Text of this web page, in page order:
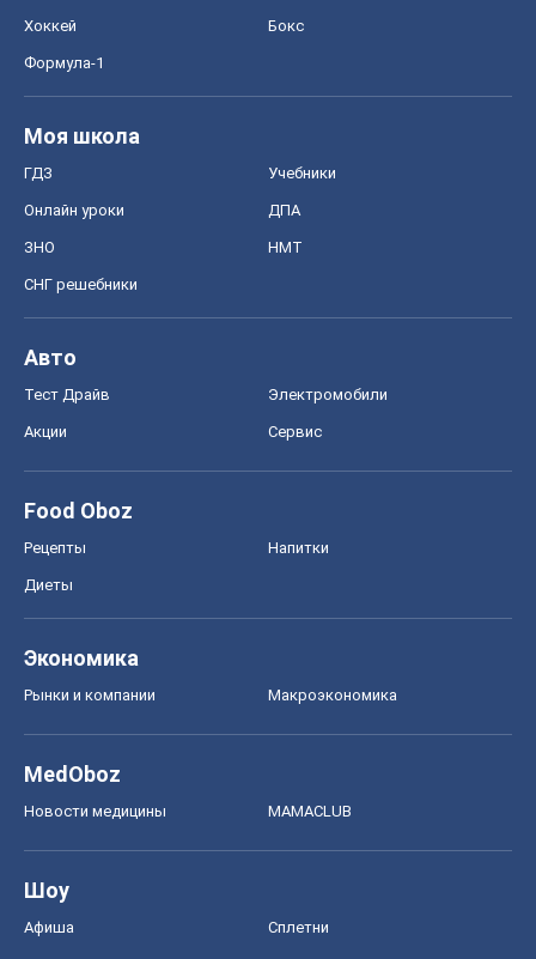
Хоккей Бокс
Формула-1
Моя школа
ГДЗ Учебники
Онлайн уроки ДПА
ЗНО НМТ
СНГ решебники
Авто
Тест Драйв Электромобили
Акции Сервис
Food Oboz
Рецепты Напитки
Диеты
Экономика
Рынки и компании Mакроэкономика
MedOboz
Новости медицины MAMACLUB
Шоу
Афиша Сплетни